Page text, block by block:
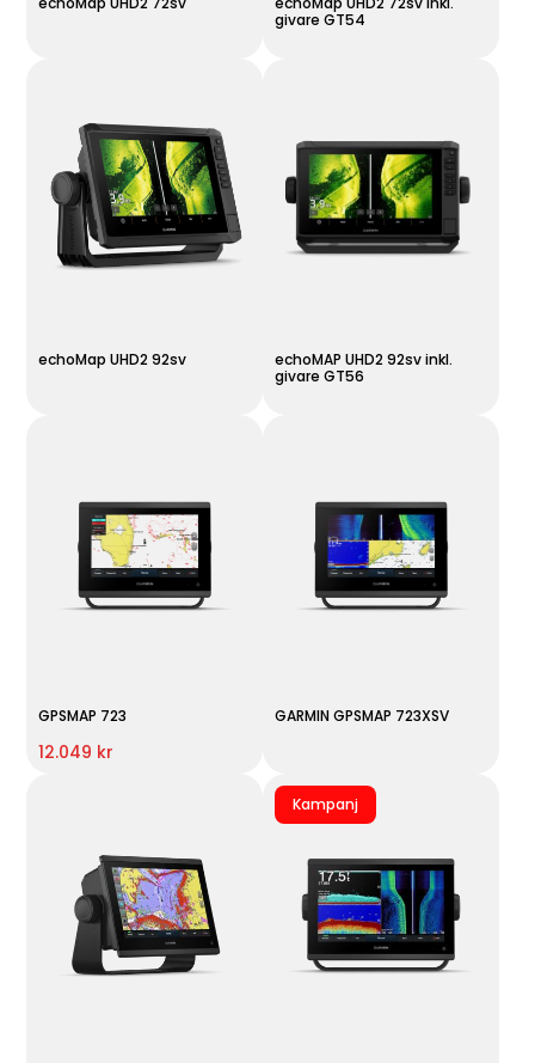
givare GT54
echoMap UHD2 92sv
echoMAP UHD2 92sv inkl.
givare GT56
GPSMAP 723
12.049 kr
GARMIN GPSMAP 723XSV
Kampanj